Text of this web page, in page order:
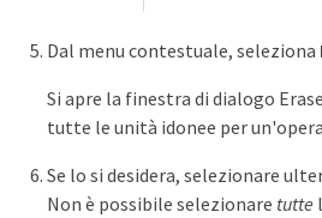
Dal menu contestuale, seleziona
Si apre la finestra di dialogo
tutte le unità idonee per
Se lo si desidera, selezionare
Non è possibile selezionare tutte